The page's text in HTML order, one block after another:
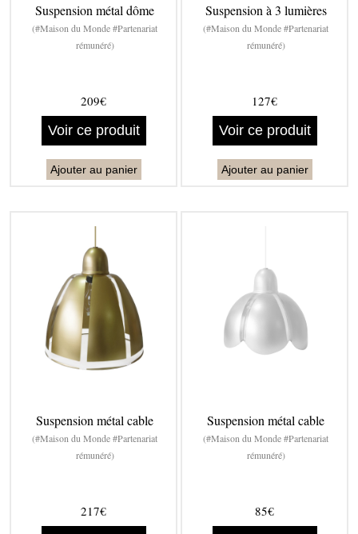
Suspension métal dôme
(#Maison du Monde #Partenariat
rémunéré)
209€
Voir ce produit
Ajouter au panier
Suspension à 3 lumières
(#Maison du Monde #Partenariat
rémunéré)
127€
Voir ce produit
Ajouter au panier
Suspension métal cable
(#Maison du Monde #Partenariat
rémunéré)
217€
Suspension métal cable
(#Maison du Monde #Partenariat
rémunéré)
85€